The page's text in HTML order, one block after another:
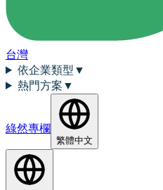
台灣
依企業類型 ▼
熱門方案 ▼
綠然專欄
繁體中文